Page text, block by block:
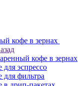
кофе в зернах
кофе в зернах
для эспрессо
для фильтра